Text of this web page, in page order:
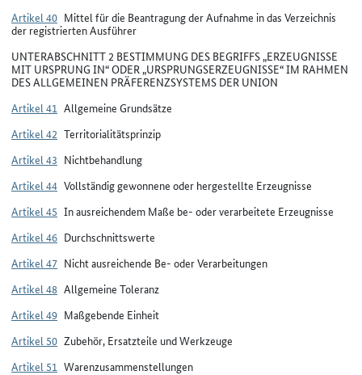
Artikel 40 Mittel für die Beantragung der Aufnahme in das Verzeichnis
der registrierten Ausführer
UNTERABSCHNITT 2 BESTIMMUNG DES BEGRIFFS „ERZEUGNISSE
MIT URSPRUNG IN“ ODER „URSPRUNGSERZEUGNISSE“ IM RAHMEN
DES ALLGEMEINEN PRÄFERENZSYSTEMS DER UNION
Artikel 41 Allgemeine Grundsätze
Artikel 42 Territorialitätsprinzip
Artikel 43 Nichtbehandlung
Artikel 44 Vollständig gewonnene oder hergestellte Erzeugnisse
Artikel 45 In ausreichendem Maße be- oder verarbeitete Erzeugnisse
Artikel 46 Durchschnittswerte
Artikel 47 Nicht ausreichende Be- oder Verarbeitungen
Artikel 48 Allgemeine Toleranz
Artikel 49 Maßgebende Einheit
Artikel 50 Zubehör, Ersatzteile und Werkzeuge
Artikel 51 Warenzusammenstellungen